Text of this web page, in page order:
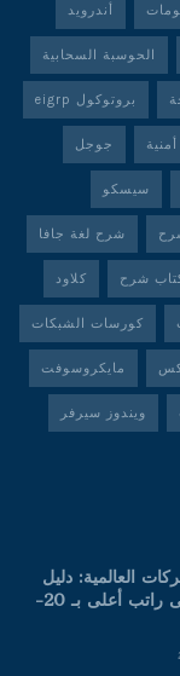
أندرويد
الحوسبة السحابية
بروتوكول eigrp
جوجل
سيسكو
شرح لغة جافا
شرح كلاود
كورسات الشبكات
مايكروسوفت
ويندوز سيرفر
العالمية: دليل
المهندس المصري للحصول على راتب أعلى بـ 20-